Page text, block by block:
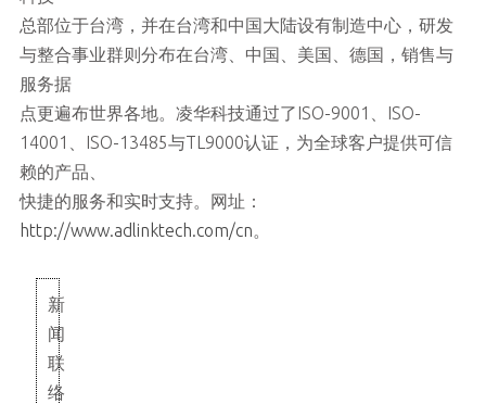
总部位于台湾，并在台湾和中国大陆设有制造中心，研发
与整合事业群则分布在台湾、中国、美国、德国，销售与
服务据
点更遍布世界各地。凌华科技通过了ISO-9001、ISO-
14001、ISO-13485与TL9000认证，为全球客户提供可信
赖的产品、
快捷的服务和实时支持。网址：
http://www.adlinktech.com/cn。
新
闻
联
络